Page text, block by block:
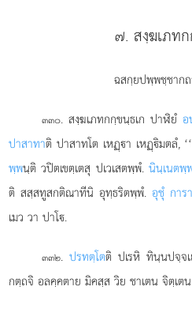
๗. สงฺฆเภท
ฉสกฺยปพฺพชฺชาก
๓๓๐. สงฺฆเภทกกฺขนฺธเก ปาฬิยํ
ปาสาทาติ ปาสาทโต เหฏฺา เหฏฺิมตลํ,
พฺพนฺติ วปิตเขตฺเตสุ ปเวเสตพฺพํ. นินฺเนตพฺ
ติ สสฺสทูสกติณาทีนิ อุทฺธริตพฺพํ.อุชุํ การ
เมว วา ปาโ.
๓๓๒.ปรทตฺโตติ ปเรหิ ทินฺนปจฺจ
กตฺถจิ อลคฺคตาย มิคสฺส วิย ชาเตน จิตฺเต